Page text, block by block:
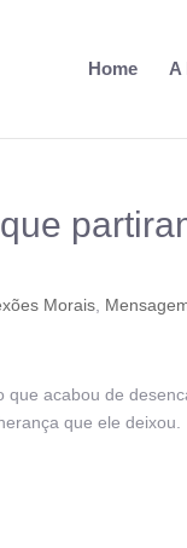
Home A
Morais
acabou de
que ele deixou.